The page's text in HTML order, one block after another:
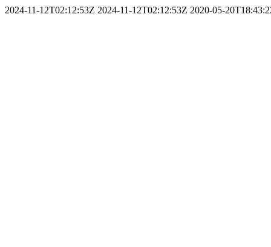
2024-11-12T02:12:53Z 2024-11-12T02:12:53Z 2020-05-